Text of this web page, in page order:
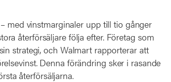
med vinstmarginaler upp till tio gånger
återförsäljare följa efter. Företag som
strategi, och Walmart rapporterar att
Denna förändring sker i rasande
återförsäljarna.